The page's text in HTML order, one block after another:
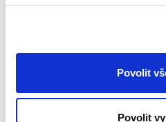
Povolit
Povolit
záruka se však nevztahuje:
funkčnost výrobku; na
proto si doklad pečlivě